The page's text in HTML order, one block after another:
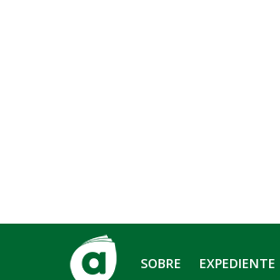
SOBRE EXPEDIENTE